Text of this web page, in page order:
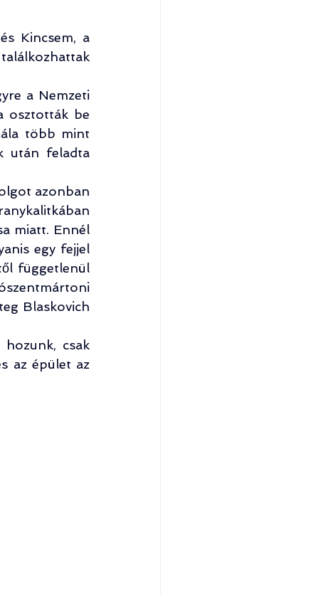
Kincsem, a
a Nemzeti
osztották be
több mint
után feladta
azonban
miatt. Ennél
egy fejjel
függetlenül
Blaskovich
csak
az épület az